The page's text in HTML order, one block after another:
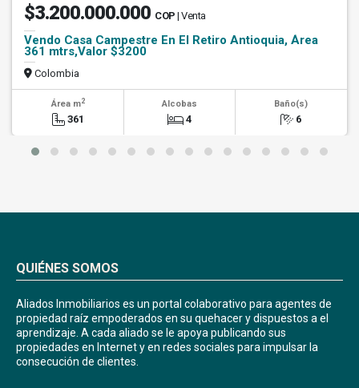
$3.200.000.000 COP | Venta
Vendo Casa Campestre En El Retiro Antioquia, Área
361 mtrs,Valor $3200
Colombia
Área m2
361
Alcobas
4
Baño(s)
6
QUIÉNES SOMOS
Aliados Inmobiliarios es un portal colaborativo para agentes de
propiedad raíz empoderados en su quehacer y dispuestos a el
aprendizaje. A cada aliado se le apoya publicando sus
propiedades en Internet y en redes sociales para impulsar la
consecución de clientes.